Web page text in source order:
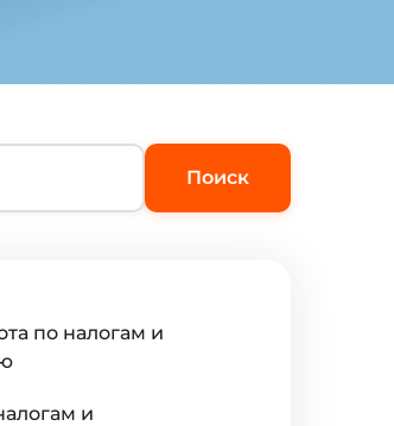
Поиск
по налогам и
и